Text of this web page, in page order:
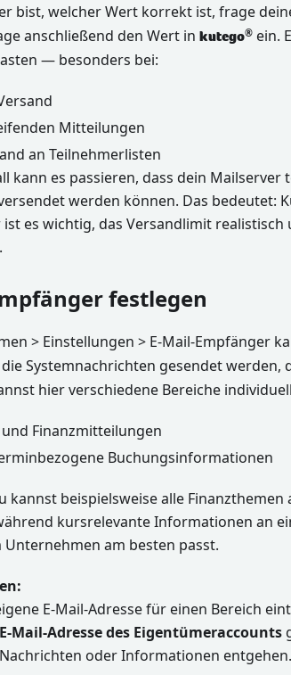
bist, welcher Wert korrekt ist, frage
anschließend den Wert in kutego® ein.
— besonders bei:
Mitteilungen
an Teilnehmerlisten
kann es passieren, dass dein
werden können. Das bedeutet:
ist es wichtig, das Versandlimit
festlegen
> Einstellungen > E-Mail-Empfänger
Systemnachrichten gesendet werden,
hier verschiedene Bereiche
Finanzmitteilungen
Buchungsinformationen
kannst beispielsweise alle
kursrelevante Informationen an
Unternehmen am besten passt.
E-Mail-Adresse für einen Bereich
Mail-Adresse des Eigentümeraccounts
oder Informationen entgehen.